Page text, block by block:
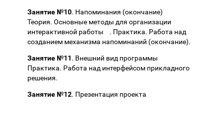
Занятие №10. Напоминания (окончание)
Теория. Основные методы для организации
интерактивной работы . Практика. Работа над
созданием механизма напоминаний (окончание).
Занятие №11. Внешний вид программы
Практика. Работа над интерфейсом прикладного
решения.
Занятие №12. Презентация проекта